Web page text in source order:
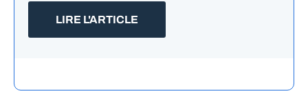
LIRE L'ARTICLE